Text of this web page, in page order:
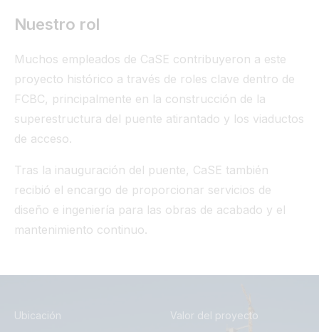
Nuestro rol
Muchos empleados de CaSE contribuyeron a este
proyecto histórico a través de roles clave dentro de
FCBC, principalmente en la construcción de la
superestructura del puente atirantado y los viaductos
de acceso.
Tras la inauguración del puente, CaSE también
recibió el encargo de proporcionar servicios de
diseño e ingeniería para las obras de acabado y el
mantenimiento continuo.
Ubicación Valor del proyecto